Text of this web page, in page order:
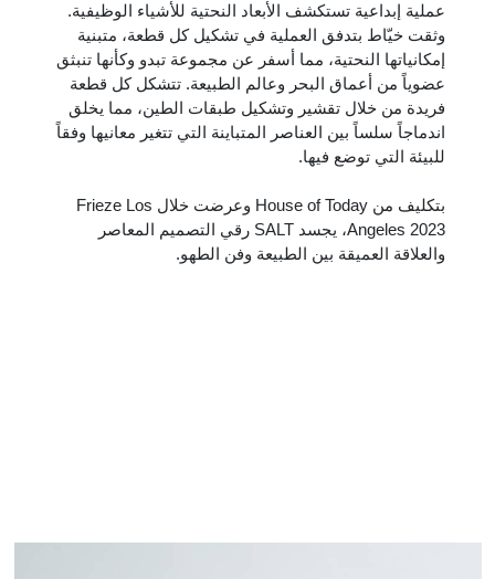
عملية إبداعية تستكشف الأبعاد النحتية للأشياء الوظيفية.
وثقت خيّاط بتدفق العملية في تشكيل كل قطعة، متبنية
إمكانياتها النحتية، مما أسفر عن مجموعة تبدو وكأنها تنبثق
عضوياً من أعماق البحر وعالم الطبيعة. تتشكل كل قطعة
فريدة من خلال تقشير وتشكيل طبقات الطين، مما يخلق
اندماجاً سلساً بين العناصر المتباينة التي تتغير معانيها وفقاً
للبيئة التي توضع فيها.
بتكليف من House of Today وعرضت خلال Frieze Los
Angeles 2023، يجسد SALT رقي التصميم المعاصر
والعلاقة العميقة بين الطبيعة وفن الطهو.